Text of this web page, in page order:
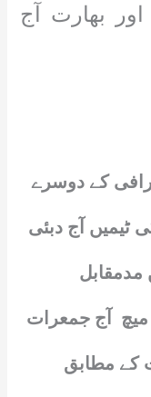
اور بھارت آج
کے دوسرے
ٹیمیں آج دبئی
مدمقابل
میچ آج جمعرات
وقت کے مطابق